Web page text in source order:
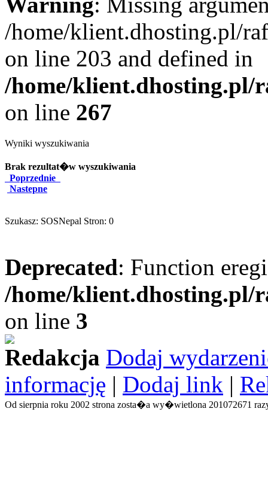
/home/klient.dhosting.pl/
on line 203 and defined in
/home/klient.dhosting.pl/
on line 267
Wyniki wyszukiwania
Brak rezultat�w wyszukiwania
Poprzednie
Nastepne
Szukasz: SOSNepal Stron: 0
Deprecated: Function
/home/
on line 3
Redakcja Dodaj
informację | Dodaj link |
Od sierpnia roku 2002 strona zosta�a wy�wietlona 201072671